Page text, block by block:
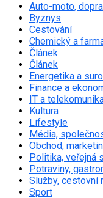
Auto-moto,
Byznys
Cestování
Chemický a
Článek
Článek
Energetika a
Finance a
IT a
Kultura
Lifestyle
Média,
Obchod,
Politika, veřejná
Potraviny,
Služby, cestovní
Sport